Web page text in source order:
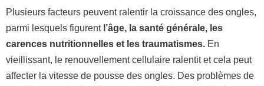
Plusieurs facteurs peuvent ralentir la croissance des ongles,
parmi lesquels figurentl’âge, la santé générale, les
carences nutritionnelles et les traumatismes. En
vieillissant, le renouvellement cellulaire ralentit et cela peut
affecter la vitesse de pousse des ongles. Des problèmes de